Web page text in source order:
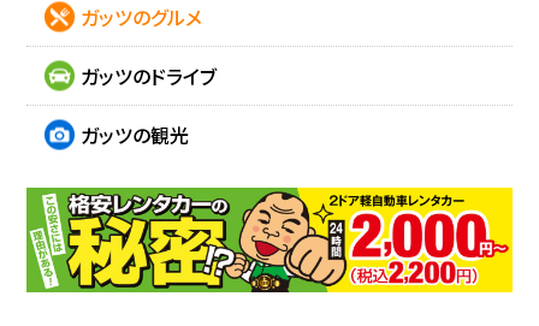
ガッツのグルメ
ガッツのドライブ
ガッツの観光